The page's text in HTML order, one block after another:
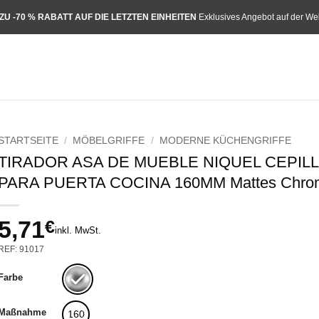
-70 % RABATT AUF DIE LETZTEN EINHEITEN Exklusives Angebot auf der
/ MÖBELGRIFFE / MODERNE KÜCHENGRIFFE
ASA DE MUEBLE NIQUEL
PUERTA COCINA 160MM Mattes
€inkl. MwSt.
91017
Farbe
Maßnahme 160